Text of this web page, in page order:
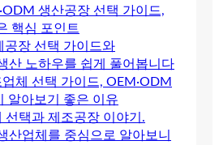
생산공장 선택 가이드,
핵심 포인트
공장 선택 가이드와
산 노하우를 쉽게 풀어봅니다
체 선택 가이드, OEM·ODM
알아보기 좋은 이유
선택과 제조공장 이야기.
산업체를 중심으로 알아보니